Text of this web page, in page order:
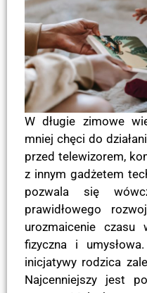
W długie zimowe
mniej chęci do
przed telewizorem,
z innym gadżetem
pozwala się
prawidłowego
urozmaicenie czasu
fizyczna i
inicjatywy rodzica
Najcenniejszy jest